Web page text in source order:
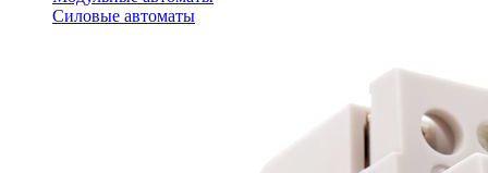
Силовые автоматы